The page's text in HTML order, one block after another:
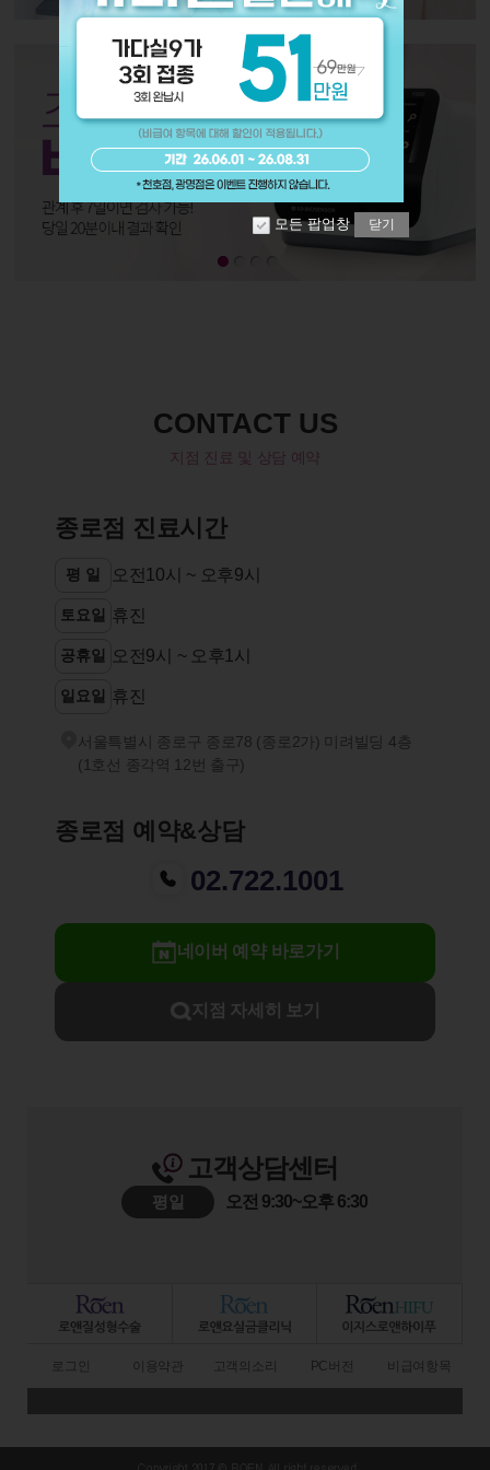
모든 팝업창 닫기
CONTACT US
지점 진료 및 상담 예약
종로점 진료시간
평 일 오전10시 ~ 오후9시
토요일 휴진
공휴일 오전9시 ~ 오후1시
일요일 휴진
서울특별시 종로구 종로78 (종로2가) 미려빌딩 4층
(1호선 종각역 12번 출구)
종로점 예약&상담
02.722.1001
네이버 예약 바로가기
지점 자세히 보기
고객상담센터
평일 오전 9:30~오후 6:30
로그인 이용약관 고객의소리 PC버전 비급여항목